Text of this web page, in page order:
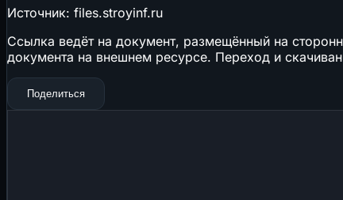
Источник: files.stroyinf.ru
Ссылка ведёт на документ, размещённый на
документа на внешнем ресурсе. Переход и
Поделиться